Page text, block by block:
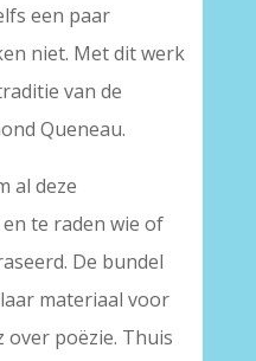
een paar
niet. Met dit werk
van de
Queneau.
al deze
te raden wie of
De bundel
materiaal voor
over poëzie. Thuis